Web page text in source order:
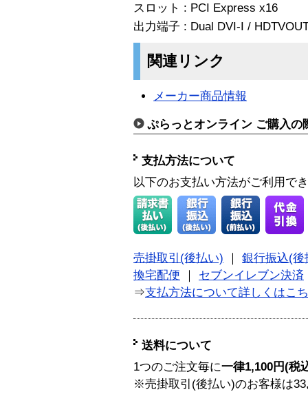
スロット : PCI Express x16
出力端子 : Dual DVI-I /
関連リンク
メーカー商品情報
ぷらっとオンライン ご購入の
支払方法について
以下のお支払い方法がご利用で
売掛取引(後払い)
銀行振込(後
換宅配便
セブンイレブン決済
⇒支払方法について詳しくはこ
送料について
1つのご注文毎に一律1,100円(税
※売掛取引(後払い)のお客様は